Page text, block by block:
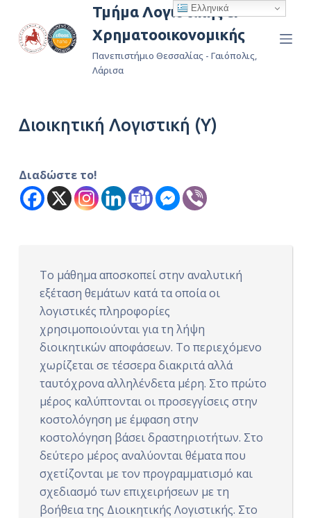
ε
σ
ο
Τμήμα Λογιστικής &
Χρηματοοικονομικής
Πανεπιστήμιο Θεσσαλίας - Γαιόπολις,
Λάρισα
Διοικητική Λογιστική (Υ)
Διαδώστε το!
Το μάθημα αποσκοπεί στην αναλυτική
εξέταση θεμάτων κατά τα οποία οι
λογιστικές πληροφορίες
χρησιμοποιούνται για τη λήψη
διοικητικών αποφάσεων. Το περιεχόμενο
χωρίζεται σε τέσσερα διακριτά αλλά
ταυτόχρονα αλληλένδετα μέρη. Στο πρώτο
μέρος καλύπτονται οι προσεγγίσεις στην
κοστολόγηση με έμφαση στην
κοστολόγηση βάσει δραστηριοτήτων. Στο
δεύτερο μέρος αναλύονται θέματα που
σχετίζονται με τον προγραμματισμό και
σχεδιασμό των επιχειρήσεων με τη
βοήθεια της Διοικητικής Λογιστικής. Στο
Ελληνικά